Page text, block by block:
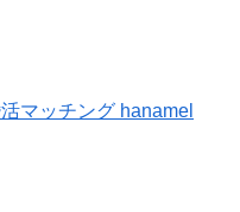
マッチング hanamel